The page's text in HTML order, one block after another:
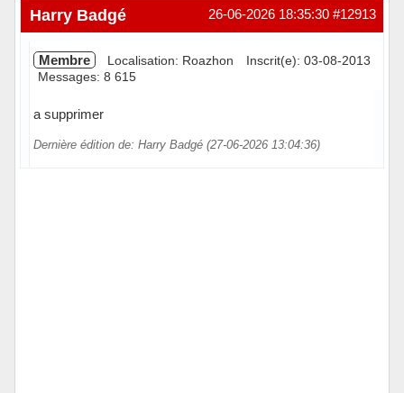
Hors ligne #12913
26-06-2026 18:35:30
Harry Badgé
Membre Localisation: Roazhon
Inscrit(e): 03-08-2013
Messages: 8 615
a supprimer
Dernière édition de: Harry Badgé (27-06-2026 13:04:36)